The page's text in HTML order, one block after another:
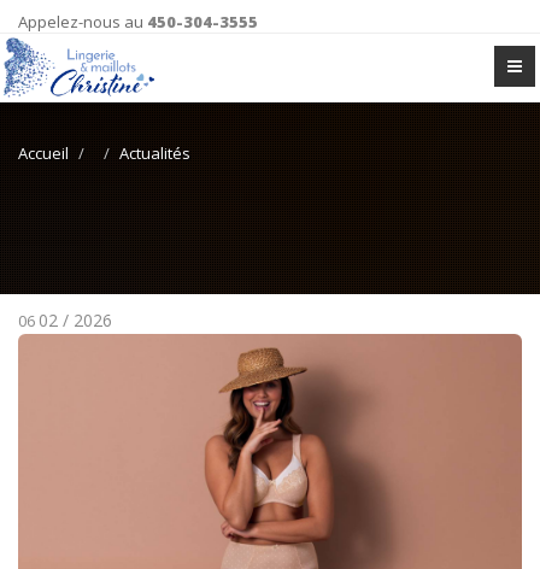
Appelez-nous au 450-304-3555
Accueil Actualités
06 02 / 2026